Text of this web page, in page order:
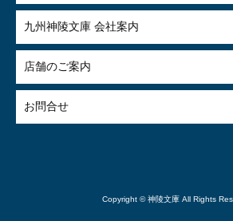
九州神陵文庫 会社案内
店舗のご案内
お問合せ
Copyright © 神陵文庫 All Rights